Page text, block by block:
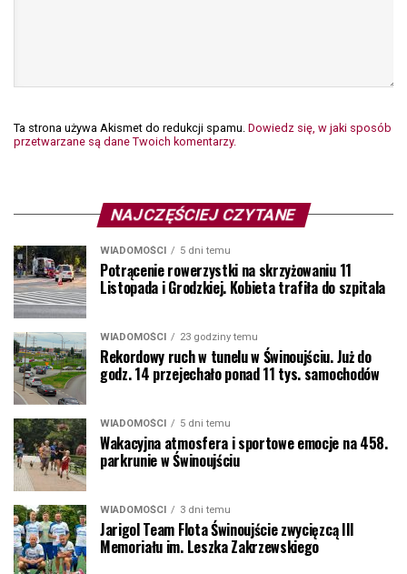
Ta strona używa Akismet do redukcji spamu. Dowiedz się, w jaki sposób
przetwarzane są dane Twoich komentarzy.
NAJCZĘŚCIEJ CZYTANE
WIADOMOŚCI 5 dni temu
Potrącenie rowerzystki na skrzyżowaniu 11
Listopada i Grodzkiej. Kobieta trafiła do szpitala
WIADOMOŚCI 23 godziny temu
Rekordowy ruch w tunelu w Świnoujściu. Już do
godz. 14 przejechało ponad 11 tys. samochodów
WIADOMOŚCI 5 dni temu
Wakacyjna atmosfera i sportowe emocje na 458.
parkrunie w Świnoujściu
WIADOMOŚCI 3 dni temu
Jarigol Team Flota Świnoujście zwycięzcą III
Memoriału im. Leszka Zakrzewskiego